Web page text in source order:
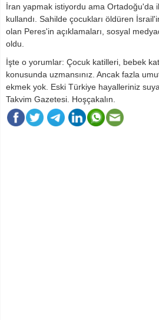
İran yapmak istiyordu ama Ortadoğu'da
kullandı. Sahilde çocukları öldüren
olan Peres'in açıklamaları, sosyal
oldu.
İşte o yorumlar: Çocuk katilleri, bebek
konusunda uzmansınız. Ancak fazla
ekmek yok. Eski Türkiye hayalleriniz
Takvim Gazetesi. Hoşçakalın.